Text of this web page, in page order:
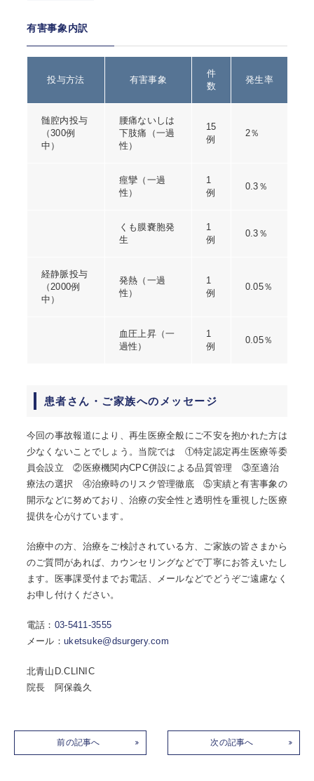
有害事象内訳
投与方法 有害事象
件
数
発生率
髄腔内投与
（300例
中）
腰痛ないしは
下肢痛（一過
性）
15
例
2％
痙攣（一過
性）
1
例
0.3％
くも膜嚢胞発
生
1
例
0.3％
経静脈投与
（2000例
中）
発熱（一過
性）
1
例
0.05％
血圧上昇（一
過性）
1
例
0.05％
患者さん・ご家族へのメッセージ
今回の事故報道により、再生医療全般にご不安を抱かれた方は
少なくないことでしょう。当院では ①特定認定再生医療等委
員会設立 ②医療機関内CPC併設による品質管理 ③至適治
療法の選択 ④治療時のリスク管理徹底 ⑤実績と有害事象の
開示などに努めており、治療の安全性と透明性を重視した医療
提供を心がけています。
治療中の方、治療をご検討されている方、ご家族の皆さまから
のご質問があれば、カウンセリングなどで丁寧にお答えいたし
ます。医事課受付までお電話、メールなどでどうぞご遠慮なく
お申し付けください。
電話： 03-5411-3555
メール：uketsuke@dsurgery.com
北青山D.CLINIC
院長 阿保義久
前の記事へ 次の記事へ